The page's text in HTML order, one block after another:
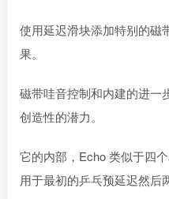
使用延迟滑块添加特别的磁
果。
磁带哇音控制和内建的进一
创造性的潜力。
它的内部，Echo 类似于四
用于最初的乒乓预延迟然后